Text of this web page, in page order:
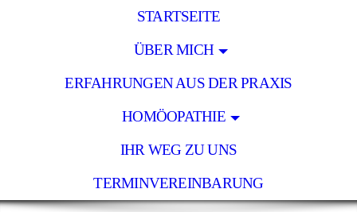
STARTSEITE
ÜBER MICH
ERFAHRUNGEN AUS DER PRAXIS
HOMÖOPATHIE
IHR WEG ZU UNS
TERMINVEREINBARUNG